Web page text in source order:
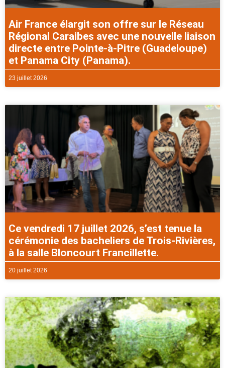
Air France élargit son offre sur le Réseau
Régional Caraibes avec une nouvelle liaison
directe entre Pointe-à-Pitre (Guadeloupe)
et Panama City (Panama).
23 juillet 2026
Ce vendredi 17 juillet 2026, s’est tenue la
cérémonie des bacheliers de Trois-Rivières,
à la salle Bloncourt Francillette.
20 juillet 2026